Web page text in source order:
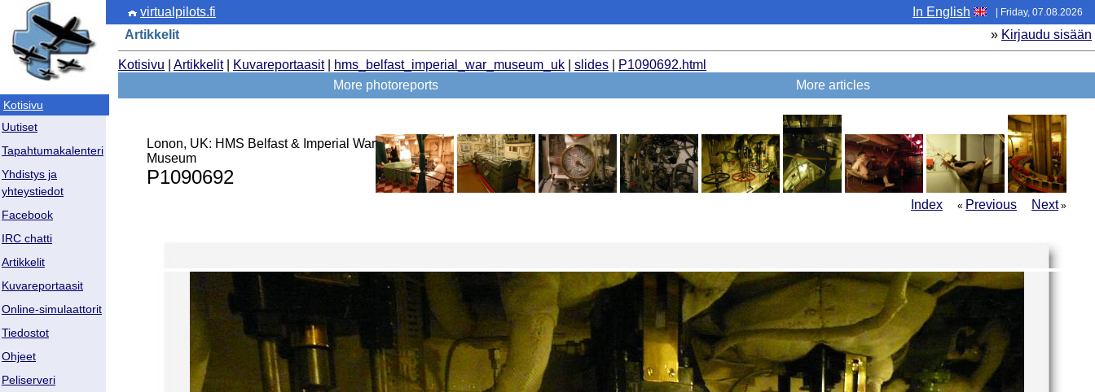
Kotisivu
Uutiset
Tapahtumakalenteri
Yhdistys ja
yhteystiedot
Facebook
IRC chatti
Artikkelit
Kuvareportaasit
Online-simulaattorit
Tiedostot
Ohjeet
Peliserveri
virtualpilots.fi In English | Friday, 07.08.2026
Artikkelit » Kirjaudu sisään
Kotisivu Artikkelit| Kuvareportaasit| hms_belfast_imperial_war_museum_uk slides
P1090692.html
More photoreports
More articles
Lonon, UK: HMS Belfast & Imperial War
Museum
P1090692
Index « Previous Next»